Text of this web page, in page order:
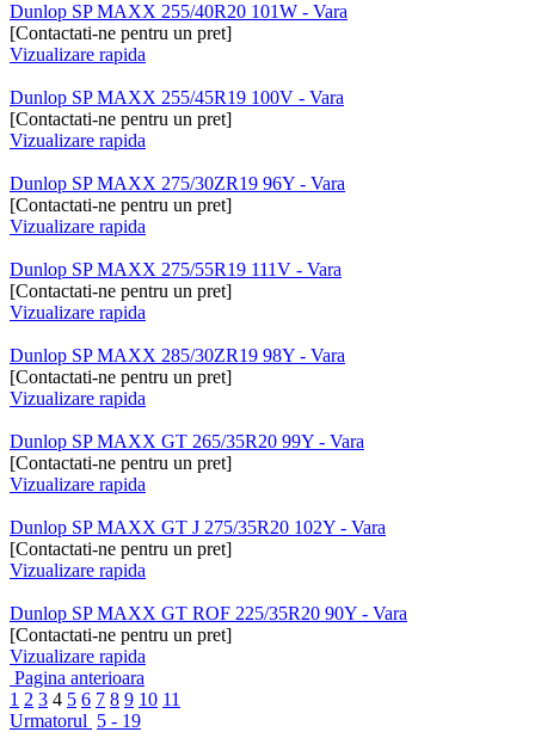
Dunlop SP MAXX 255/40R20 101W - Vara
[Contactati-ne pentru un pret]
Vizualizare rapida
Dunlop SP MAXX 255/45R19 100V - Vara
[Contactati-ne pentru un pret]
Vizualizare rapida
Dunlop SP MAXX 275/30ZR19 96Y - Vara
[Contactati-ne pentru un pret]
Vizualizare rapida
Dunlop SP MAXX 275/55R19 111V - Vara
[Contactati-ne pentru un pret]
Vizualizare rapida
Dunlop SP MAXX 285/30ZR19 98Y - Vara
[Contactati-ne pentru un pret]
Vizualizare rapida
Dunlop SP MAXX GT 265/35R20 99Y - Vara
[Contactati-ne pentru un pret]
Vizualizare rapida
Dunlop SP MAXX GT J 275/35R20 102Y - Vara
[Contactati-ne pentru un pret]
Vizualizare rapida
Dunlop SP MAXX GT ROF 225/35R20 90Y - Vara
[Contactati-ne pentru un pret]
Vizualizare rapida
Pagina anterioara
1 2 3 4 5 6 7 8 9 10 11
Urmatorul 5 - 19